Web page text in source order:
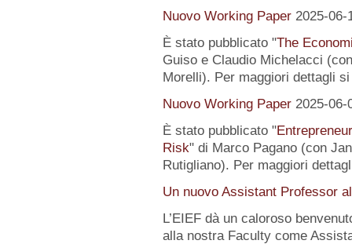
Nuovo Working Paper 2025-06-
È stato pubblicato "The
Guiso e Claudio Michelacci
Morelli). Per maggiori dettagli
Nuovo Working Paper 2025-06-
È stato pubblicato "
Risk" di Marco Pagano (con
Rutigliano). Per maggiori
Un nuovo Assistant Professor
L’EIEF dà un caloroso
alla nostra Faculty come